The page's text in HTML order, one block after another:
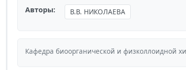
Авторы: В.В. НИКОЛАЕВА
Кафедра биоорганической и физколлоидной